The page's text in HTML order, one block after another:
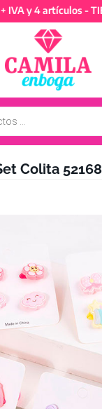
y 4 artículos -
Colita 52168